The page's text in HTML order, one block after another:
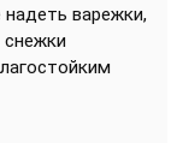
варежки,
снежки